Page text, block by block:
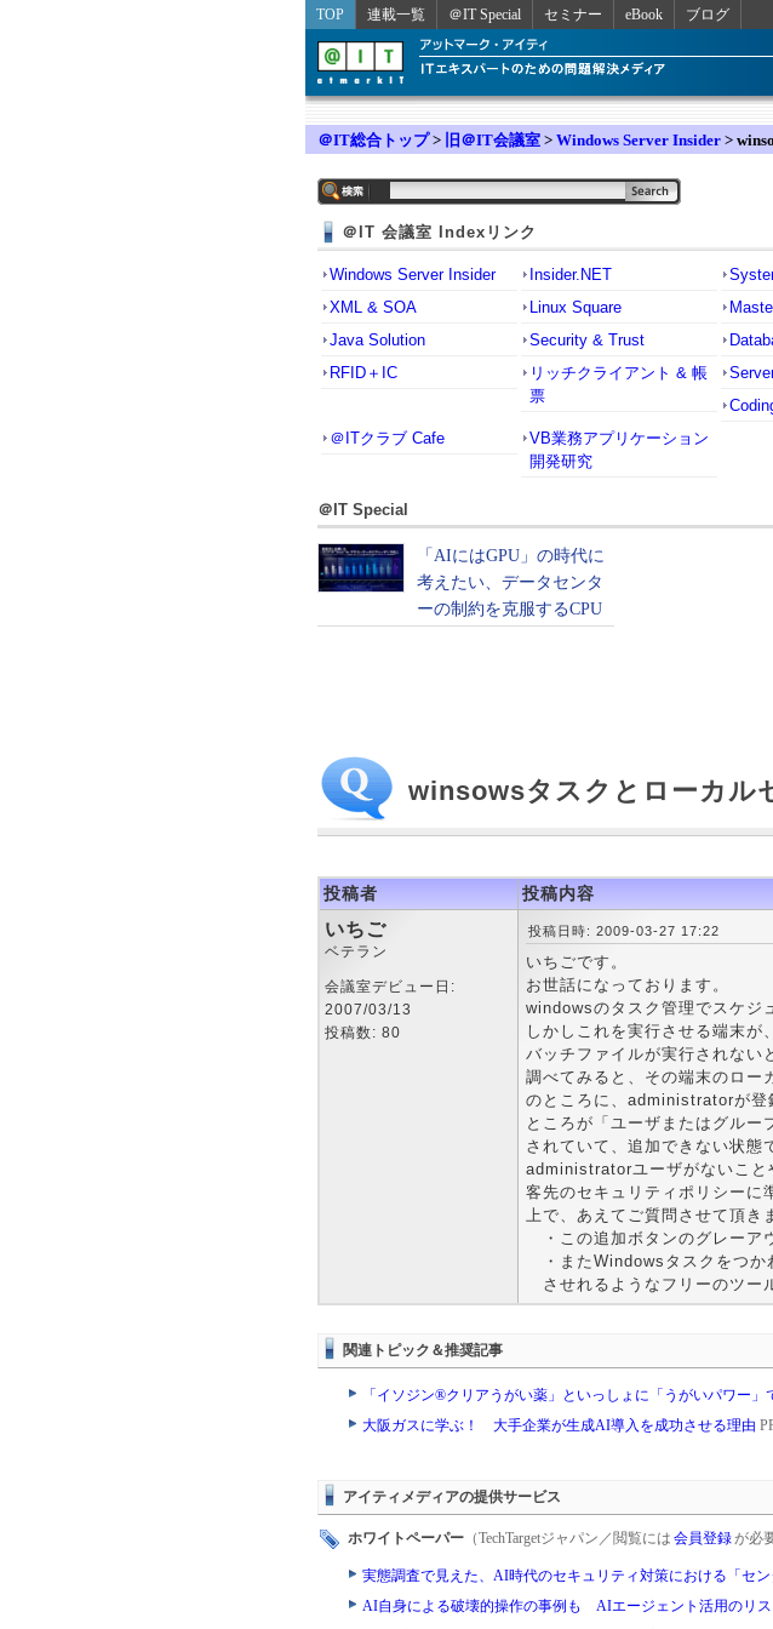
TOP 連載一覧 ＠IT Special セミナー eBook ブログ
＠IT総合トップ> 旧＠IT会議室 > Windows Server Insider >
＠IT 会議室 Indexリンク
Windows Server Insider Insider.NET
XML & SOA
Linux Square
Java Solution
Security & Trust
RFID＋IC
リッチクライアント & 帳
票
＠ITクラブ Cafe
VB業務アプリケーション
開発研究
＠IT Special
winsowsタスクとローカル
投稿者 投稿内容
いちご
ベテラン
会議室デビュー日:
2007/03/13
投稿数: 80
投稿日時: 2009-03-27 17:22
いちごです。
お世話になっております。
windowsのタスク管理でスケジ
しかしこれを実行させる端末が
バッチファイルが実行されない
調べてみると、その端末のロー
のところに、administratorが登
ところが「ユーザまたはグルー
されていて、追加できない状態
administratorユーザがないこと
客先のセキュリティポリシーに
上で、あえてご質問させて頂き
・この追加ボタンのグレーア
・またWindowsタスクをつか
させれるようなフリーのツー
関連トピック＆推奨記事
「イソジン®クリアうがい薬」といっしょに「うがいパワー」
大阪ガスに学ぶ！ 大手企業が生成AI導入を成功させる理由
アイティメディアの提供サービス
ホワイトペーパー （TechTargetジャパン／閲覧には 会員登録が必
実態調査で見えた、AI時代のセキュリティ対策における「セン
AI自身による破壊的操作の事例も AIエージェント活用のリ